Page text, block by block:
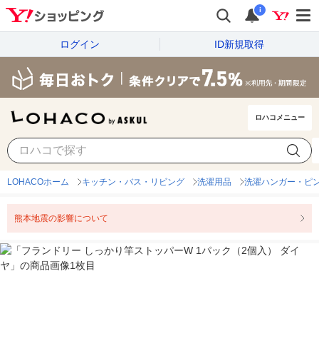
i
ログイン ID新規取得
ロハコメニュー
LOHACOホーム キッチン・バス・リビング 洗濯用品 洗濯ハンガー・ピ
熊本地震の影響について